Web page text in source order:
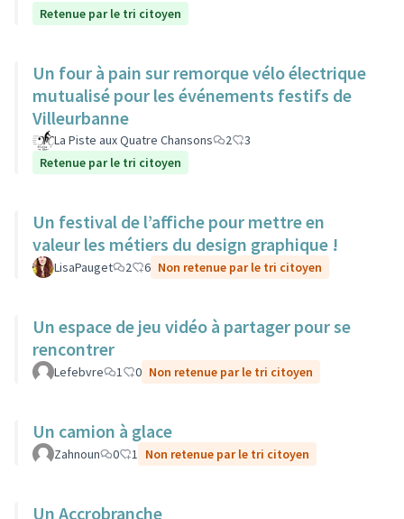
Retenue par le tri citoyen
Un four à pain sur remorque vélo électrique
mutualisé pour les événements festifs de
Villeurbanne
La Piste aux Quatre Chansons 2
3
Retenue par le tri citoyen
Un festival de l’affiche pour mettre en
valeur les métiers du design graphique !
LisaPauget 2 6 Non retenue par le tri citoyen
Un espace de jeu vidéo à partager pour se
rencontrer
Lefebvre 1 0 Non retenue par le tri citoyen
Un camion à glace
Zahnoun 0 1 Non retenue par le tri citoyen
Un Accrobranche